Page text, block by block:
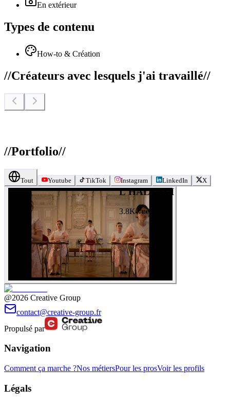
En extérieur
Types de contenu
How-to & Création
//Créateurs avec lesquels j'ai travaillé//
//Portfolio//
Tout Youtube TikTok Instagram LinkedIn X
L'HALLALI
3.8K vues
@2026 Creative Group
contact@creative-group.fr
Propulsé par
Navigation
Comment ça marche ?Nos métiersPour les prosVoir les profils
Légals